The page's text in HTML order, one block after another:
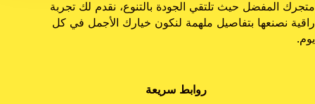
متجرك المفضل حيث تلتقي الجودة بالتنوع، نقدم لك تجربة
راقية نصنعها بتفاصيل ملهمة لنكون خيارك الأجمل في كل
يوم.
روابط سريعة